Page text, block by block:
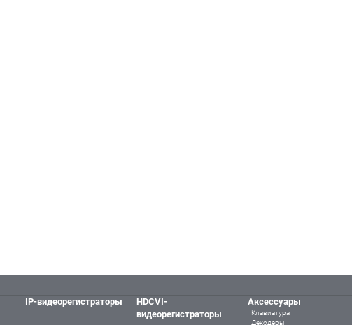
IP-видеорегистраторы
HDCVI-
видеорегистраторы
Аксессуары
Клавиатура
Декодеры